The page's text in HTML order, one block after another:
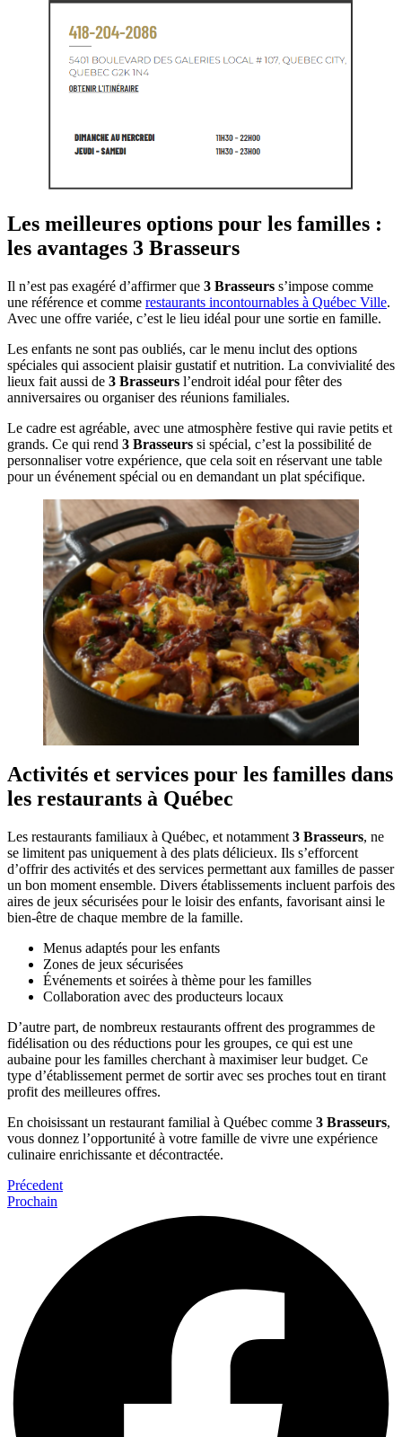
Les meilleures options pour les familles :
les avantages 3 Brasseurs
Il n’est pas exagéré d’affirmer que 3 Brasseurs s’impose comme
une référence et comme restaurants incontournables à Québec Ville.
Avec une offre variée, c’est le lieu idéal pour une sortie en famille.
Les enfants ne sont pas oubliés, car le menu inclut des options
spéciales qui associent plaisir gustatif et nutrition. La convivialité des
lieux fait aussi de 3 Brasseurs l’endroit idéal pour fêter des
anniversaires ou organiser des réunions familiales.
Le cadre est agréable, avec une atmosphère festive qui ravie petits et
grands. Ce qui rend 3 Brasseurs si spécial, c’est la possibilité de
personnaliser votre expérience, que cela soit en réservant une table
pour un événement spécial ou en demandant un plat spécifique.
Activités et services pour les familles dans
les restaurants à Québec
Les restaurants familiaux à Québec, et notamment 3 Brasseurs, ne
se limitent pas uniquement à des plats délicieux. Ils s’efforcent
d’offrir des activités et des services permettant aux familles de passer
un bon moment ensemble. Divers établissements incluent parfois des
aires de jeux sécurisées pour le loisir des enfants, favorisant ainsi le
bien-être de chaque membre de la famille.
Menus adaptés pour les enfants
Zones de jeux sécurisées
Événements et soirées à thème pour les familles
Collaboration avec des producteurs locaux
D’autre part, de nombreux restaurants offrent des programmes de
fidélisation ou des réductions pour les groupes, ce qui est une
aubaine pour les familles cherchant à maximiser leur budget. Ce
type d’établissement permet de sortir avec ses proches tout en tirant
profit des meilleures offres.
En choisissant un restaurant familial à Québec comme 3 Brasseurs,
vous donnez l’opportunité à votre famille de vivre une expérience
culinaire enrichissante et décontractée.
Précedent
Prochain